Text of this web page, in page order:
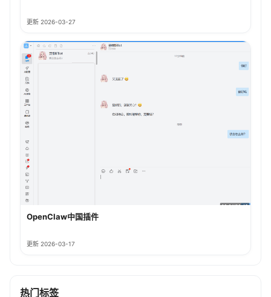
更新 2026-03-27
OpenClaw中国插件
更新 2026-03-17
热门标签